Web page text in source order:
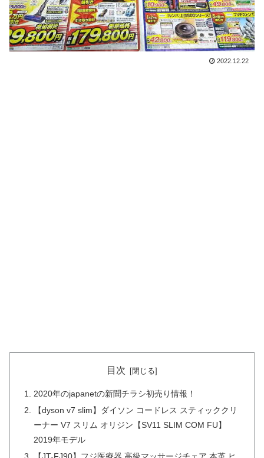
2022.12.22
目次
2020年のjapanetの新聞チラシ初売り情報！
【dyson v7 slim】ダイソン コードレス スティッククリ
ーナー V7 スリム オリジン【SV11 SLIM COM FU】
2019年モデル
【JT-FJ90】フジ医療器 高級マッサージチェア 本革 ヒ